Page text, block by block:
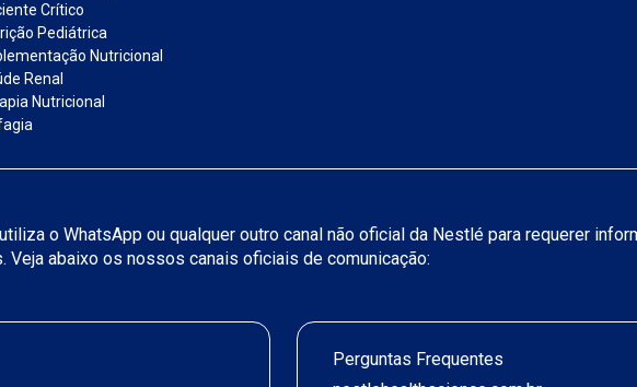
Crítico
Pediátrica
Nutricional
Renal
Nutricional
o WhatsApp ou qualquer outro canal não oficial da Nestlé para requerer
abaixo os nossos canais oficiais de comunicação:
Perguntas Frequentes